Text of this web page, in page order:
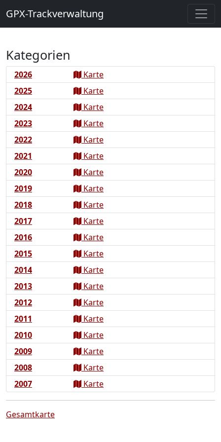
GPX-Trackverwaltung
Kategorien
2026
Karte
2025
Karte
2024
Karte
2023
Karte
2022
Karte
2021
Karte
2020
Karte
2019
Karte
2018
Karte
2017
Karte
2016
Karte
2015
Karte
2014
Karte
2013
Karte
2012
Karte
2011
Karte
2010
Karte
2009
Karte
2008
Karte
2007
Karte
Gesamtkarte